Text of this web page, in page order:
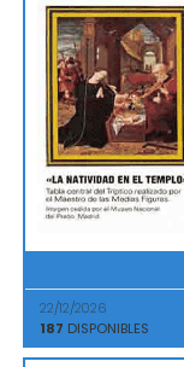
22/12/2026
187 DISPONIBLES